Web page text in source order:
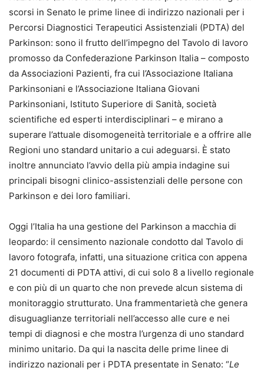
scorsi in Senato le prime linee di indirizzo nazionali per i
Percorsi Diagnostici Terapeutici Assistenziali (PDTA) del
Parkinson: sono il frutto dell’impegno del Tavolo di lavoro
promosso da Confederazione Parkinson Italia – composto
da Associazioni Pazienti, fra cui l’Associazione Italiana
Parkinsoniani e l’Associazione Italiana Giovani
Parkinsoniani, Istituto Superiore di Sanità, società
scientifiche ed esperti interdisciplinari – e mirano a
superare l’attuale disomogeneità territoriale e a offrire alle
Regioni uno standard unitario a cui adeguarsi. È stato
inoltre annunciato l’avvio della più ampia indagine sui
principali bisogni clinico-assistenziali delle persone con
Parkinson e dei loro familiari.
Oggi l’Italia ha una gestione del Parkinson a macchia di
leopardo: il censimento nazionale condotto dal Tavolo di
lavoro fotografa, infatti, una situazione critica con appena
21 documenti di PDTA attivi, di cui solo 8 a livello regionale
e con più di un quarto che non prevede alcun sistema di
monitoraggio strutturato. Una frammentarietà che genera
disuguaglianze territoriali nell’accesso alle cure e nei
tempi di diagnosi e che mostra l’urgenza di uno standard
minimo unitario. Da qui la nascita delle prime linee di
indirizzo nazionali per i PDTA presentate in Senato: “Le